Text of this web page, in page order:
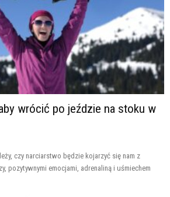
wrócić po jeździe na stoku w
czy narciarstwo będzie kojarzyć się nam z
pozytywnymi emocjami, adrenaliną i uśmiechem